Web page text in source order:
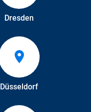
Dresden
Düsseldorf